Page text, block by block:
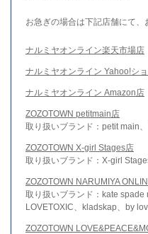
お急ぎの場合は下記店舗にて、
ナルミヤオンライン楽天市場店
ナルミヤオンライン Yahoo!シ
ナルミヤオンライン Amazon店
ZOZOTOWN petitmain店
取り扱いブランド：petit main
ZOZOTOWN X-girl Stages店
取り扱いブランド：X-girl
ZOZOTOWN NARUMIYA
取り扱いブランド：kate spade
LOVETOXIC、kladskap、by
ZOZOTOWN